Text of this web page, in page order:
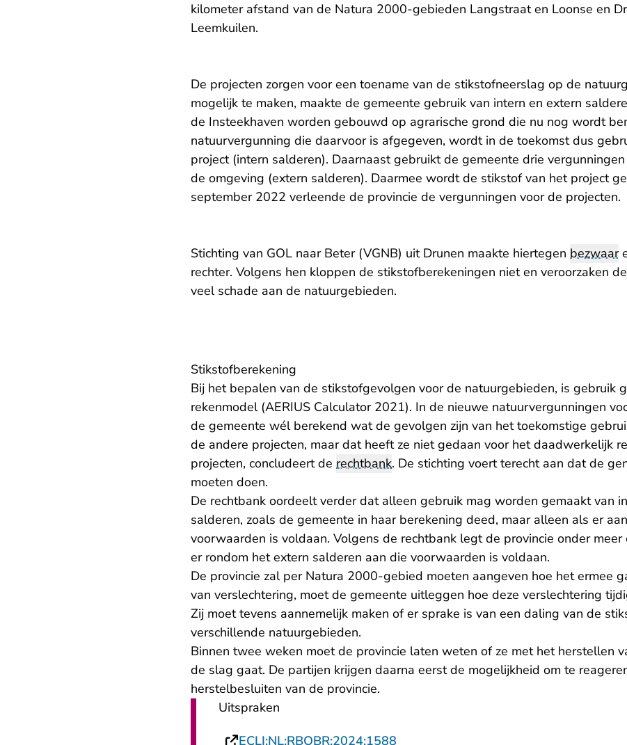
kilometer afstand van de Natura 2000-gebieden Langstraat en Loonse en
Leemkuilen.
De projecten zorgen voor een toename van de stikstofneerslag op de
mogelijk te maken, maakte de gemeente gebruik van intern en extern
de Insteekhaven worden gebouwd op agrarische grond die nu nog wordt
natuurvergunning die daarvoor is afgegeven, wordt in de toekomst dus
project (intern salderen). Daarnaast gebruikt de gemeente drie
de omgeving (extern salderen). Daarmee wordt de stikstof van het project
september 2022 verleende de provincie de vergunningen voor de projecten.
Stichting van GOL naar Beter (VGNB) uit Drunen maakte hiertegen bezwaar
rechter. Volgens hen kloppen de stikstofberekeningen niet en veroorzaken
veel schade aan de natuurgebieden.
Stikstofberekening
Bij het bepalen van de stikstofgevolgen voor de natuurgebieden, is gebruik
rekenmodel (AERIUS Calculator 2021). In de nieuwe natuurvergunningen
de gemeente wél berekend wat de gevolgen zijn van het toekomstige
de andere projecten, maar dat heeft ze niet gedaan voor het daadwerkelijk
projecten, concludeert de rechtbank. De stichting voert terecht aan dat de
moeten doen.
De rechtbank oordeelt verder dat alleen gebruik mag worden gemaakt van
salderen, zoals de gemeente in haar berekening deed, maar alleen als er
voorwaarden is voldaan. Volgens de rechtbank legt de provincie onder
er rondom het extern salderen aan die voorwaarden is voldaan.
De provincie zal per Natura 2000-gebied moeten aangeven hoe het ermee
van verslechtering, moet de gemeente uitleggen hoe deze verslechtering
Zij moet tevens aannemelijk maken of er sprake is van een daling van de
verschillende natuurgebieden.
Binnen twee weken moet de provincie laten weten of ze met het herstellen
de slag gaat. De partijen krijgen daarna eerst de mogelijkheid om te
herstelbesluiten van de provincie.
Uitspraken
ECLI:NL:RBOBR:2024:1588